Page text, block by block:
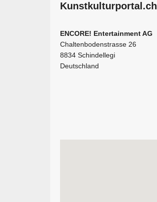
Kunstkulturportal.ch
ENCORE! Entertainment AG
Chaltenbodenstrasse 26
8834 Schindellegi
Deutschland